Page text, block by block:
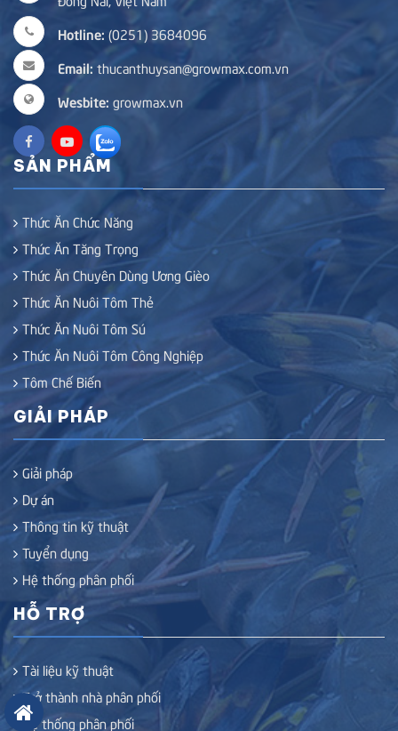
Hotline: (0251) 3684096
Email: thucanthuysan@growmax.com.vn
Wesbite: growmax.vn
SẢN PHẨM
Thức Ăn Chức Năng
Thức Ăn Tăng Trọng
Thức Ăn Chuyên Dùng Ương Gièo
Thức Ăn Nuôi Tôm Thẻ
Thức Ăn Nuôi Tôm Sú
Thức Ăn Nuôi Tôm Công Nghiệp
Tôm Chế Biến
GIẢI PHÁP
Giải pháp
Dự án
Thông tin kỹ thuật
Tuyển dụng
Hệ thống phân phối
HỖ TRỢ
Tài liệu kỹ thuật
Trở thành nhà phân phối
Hệ thống phân phối